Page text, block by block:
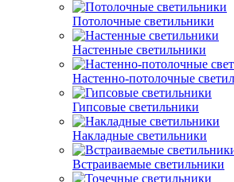
Потолочные светильники
Настенные светильники
Настенно-потолочные
Гипсовые светильники
Накладные светильники
Встраиваемые светильники